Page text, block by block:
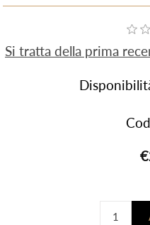
Si tratta della prima